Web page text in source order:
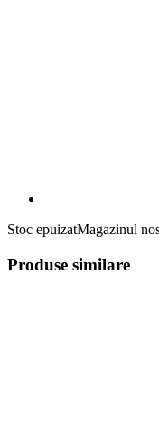
Stoc epuizatMagazinul
Produse similare